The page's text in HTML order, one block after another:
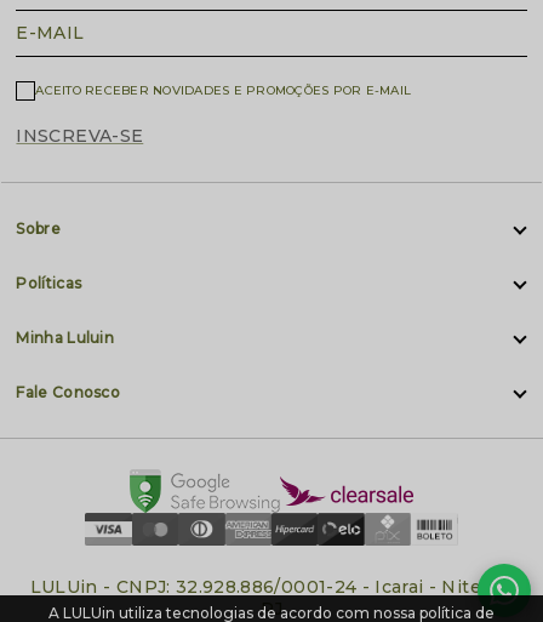
E-MAIL
INSCREVA-SE
ACEITO RECEBER NOVIDADES E PROMOÇÕES POR E-MAIL
Sobre
Políticas
Minha Luluin
Fale Conosco
LULUin - CNPJ: 32.928.886/0001-24 - Icarai - Niteroi-
RJ
A LULUin utiliza tecnologias de acordo com nossa política de